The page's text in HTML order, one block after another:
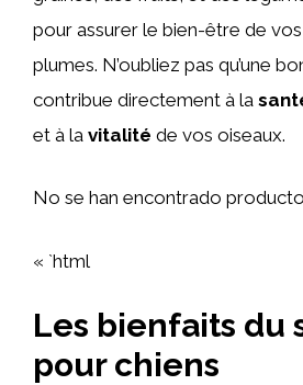
pour assurer le bien-être de
plumes. N’oubliez pas qu’une
contribue directement à la
et à la vitalité de vos oiseaux.
No se han encontrado
« `html
Les bienfaits du
pour chiens